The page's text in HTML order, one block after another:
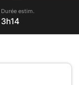
Durée estim.
3h14